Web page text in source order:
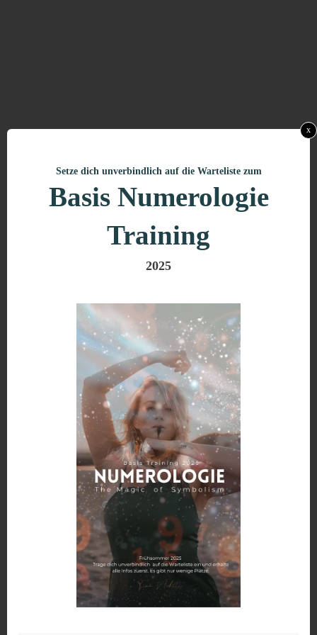
Setze dich unverbindlich auf die Warteliste zum
Basis Numerologie
Training
2025
x